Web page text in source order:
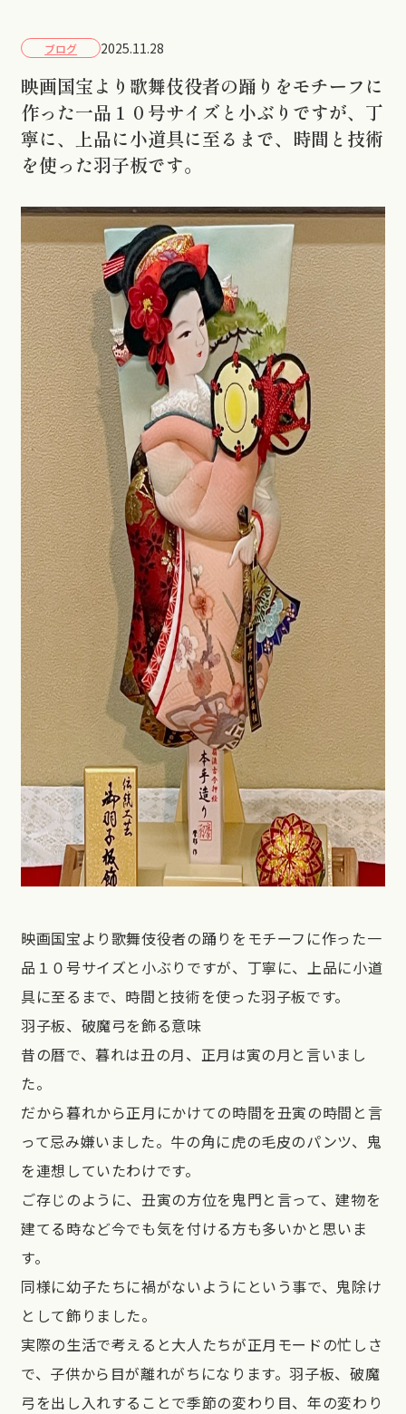
ブログ 2025.11.28
映画国宝より歌舞伎役者の踊りをモチーフに
作った一品１０号サイズと小ぶりですが、丁
寧に、上品に小道具に至るまで、時間と技術
を使った羽子板です。
映画国宝より歌舞伎役者の踊りをモチーフに作った一
品１０号サイズと小ぶりですが、丁寧に、上品に小道
具に至るまで、時間と技術を使った羽子板です。
羽子板、破魔弓を飾る意味
昔の暦で、暮れは丑の月、正月は寅の月と言いまし
た。
だから暮れから正月にかけての時間を丑寅の時間と言
って忌み嫌いました。牛の角に虎の毛皮のパンツ、鬼
を連想していたわけです。
ご存じのように、丑寅の方位を鬼門と言って、建物を
建てる時など今でも気を付ける方も多いかと思いま
す。
同様に幼子たちに禍がないようにという事で、鬼除け
として飾りました。
実際の生活で考えると大人たちが正月モードの忙しさ
で、子供から目が離れがちになります。羽子板、破魔
弓を出し入れすることで季節の変わり目、年の変わり